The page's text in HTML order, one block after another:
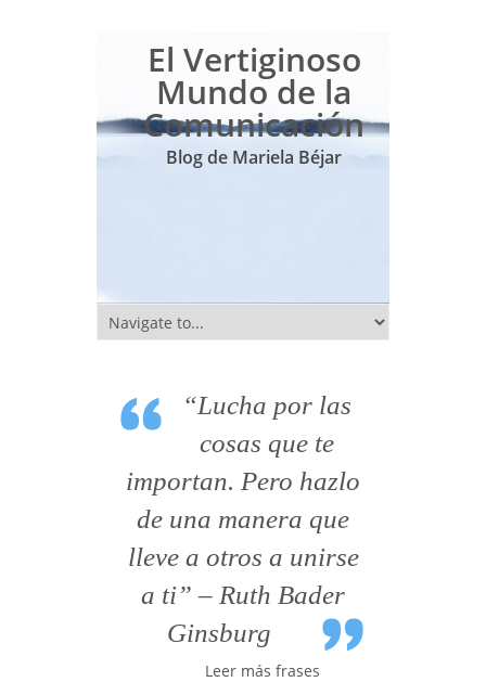
El Vertiginoso
Mundo de la
Comunicación
Blog de Mariela Béjar
“Lucha por las
cosas que te
importan. Pero hazlo
de una manera que
lleve a otros a unirse
a ti” – Ruth Bader
Ginsburg
Leer más frases